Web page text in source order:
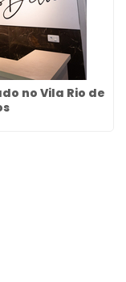
no Vila Rio de